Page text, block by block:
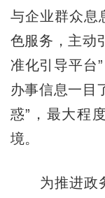
与企业群众息
色服务，主动
准化引导平台
办事信息一目
惑”，最大程
境。
为推进政务